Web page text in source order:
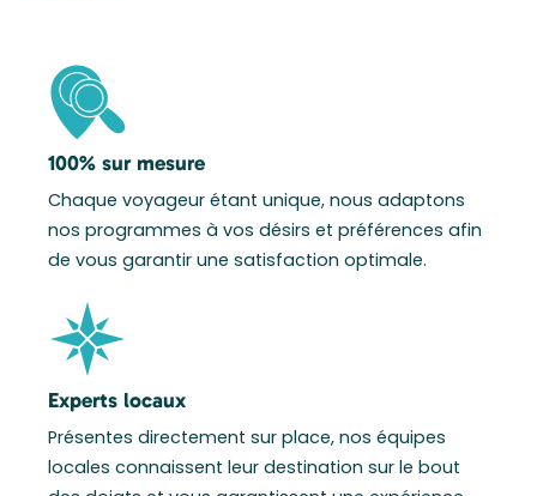
100% sur mesure
Chaque voyageur étant unique, nous adaptons
nos programmes à vos désirs et préférences afin
de vous garantir une satisfaction optimale.
Experts locaux
Présentes directement sur place, nos équipes
locales connaissent leur destination sur le bout